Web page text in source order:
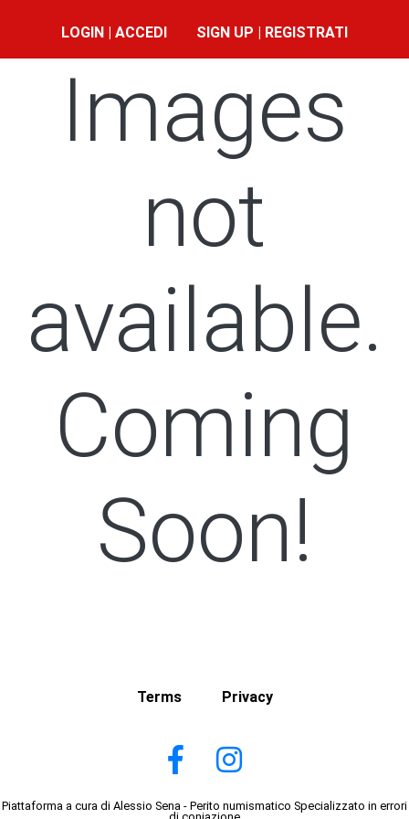
LOGIN | ACCEDI SIGN UP | REGISTRATI
Images
not
available.
Coming
Soon!
Terms Privacy
Piattaforma a cura di Alessio Sena - Perito numismatico Specializzato in errori